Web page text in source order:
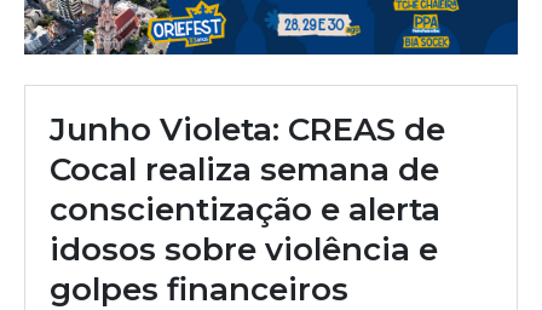
Junho Violeta: CREAS de
Cocal realiza semana de
conscientização e alerta
idosos sobre violência e
golpes financeiros